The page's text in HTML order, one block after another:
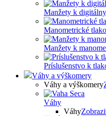
Manžety k
Manometrické
Manžety k
Príslušenstvo k
Váhy a výškomery
Váhy a výškomery
Váhy
Váhy